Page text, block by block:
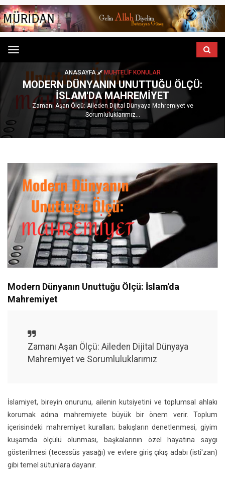
Menu
ANASAYFA MUHTELIF KONULAR
MODERN DÜNYANIN UNUTTUĞU ÖLÇÜ:
İSLAM'DA MAHREMIYET
Zamanı Aşan Ölçü: Aileden Dijital Dünyaya Mahremiyet ve
Sorumluluklarımız...
Modern Dünyanın Unuttuğu Ölçü: İslam'da
Mahremiyet
Zamanı Aşan Ölçü: Aileden Dijital Dünyaya
Mahremiyet ve Sorumluluklarımız
İslamiyet, bireyin onurunu, ailenin kutsiyetini ve toplumsal ahlakı
korumak adına mahremiyete büyük bir önem verir. Toplum
içerisindeki mahremiyet kuralları; bakışların denetlenmesi, giyim
kuşamda ölçülü olunması, başkalarının özel hayatına saygı
gösterilmesi (tecessüs yasağı) ve evlere giriş çıkış adabı (isti'zan)
gibi temel sütunlara dayanır.